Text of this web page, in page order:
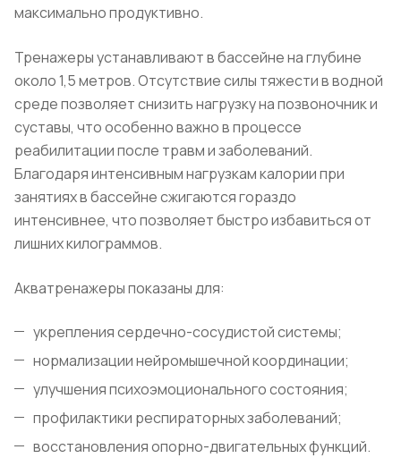
максимально продуктивно.
Тренажеры устанавливают в бассейне на глубине
около 1,5 метров. Отсутствие силы тяжести в водной
среде позволяет снизить нагрузку на позвоночник и
суставы, что особенно важно в процессе
реабилитации после травм и заболеваний.
Благодаря интенсивным нагрузкам калории при
занятиях в бассейне сжигаются гораздо
интенсивнее, что позволяет быстро избавиться от
лишних килограммов.
Акватренажеры показаны для:
укрепления сердечно-сосудистой системы;
нормализации нейромышечной координации;
улучшения психоэмоционального состояния;
профилактики респираторных заболеваний;
восстановления опорно-двигательных функций.